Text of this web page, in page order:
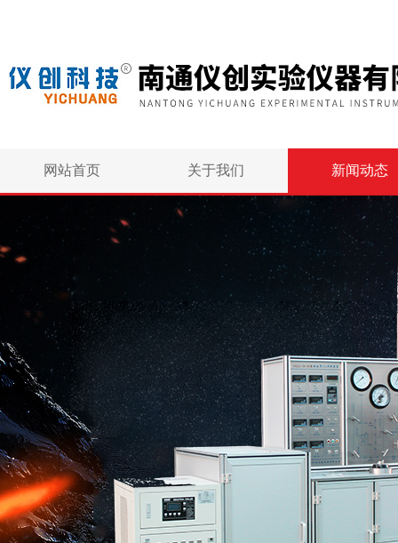
网站首页 关于我们 新闻动态